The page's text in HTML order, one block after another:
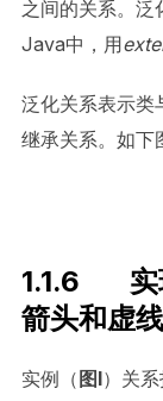
之间的关系。
Java中，用
泛化关系表示类
继承关系。如下
1.1.6 实
箭头和虚
实例（ 图I）关